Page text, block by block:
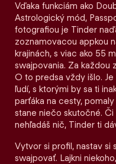
Vďaka funkciám ako
Astrologický mód,
fotografiou je Tinder
zoznamovacou appkou
krajinách, s viac ako 55
swajpovania. Za každou
O to predsa vždy išlo.
ľudí, s ktorými by sa ti
parťáka na cesty,
stane niečo skutočné.
nehľadáš nič, Tinder ti
Vytvor si profil, nastav si
swajpovať. Lajkni